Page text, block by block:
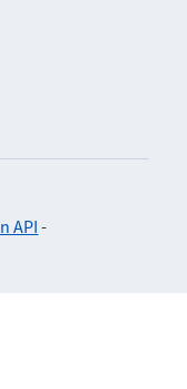
API -